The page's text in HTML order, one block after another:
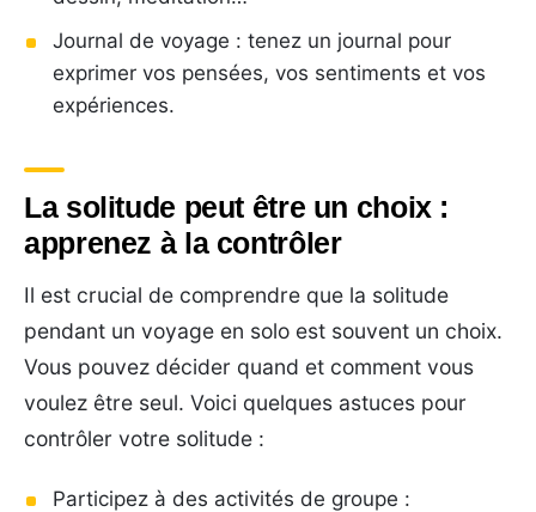
Journal de voyage : tenez un journal pour
exprimer vos pensées, vos sentiments et vos
expériences.
La solitude peut être un choix :
apprenez à la contrôler
Il est crucial de comprendre que la solitude
pendant un voyage en solo est souvent un choix.
Vous pouvez décider quand et comment vous
voulez être seul. Voici quelques astuces pour
contrôler votre solitude :
Participez à des activités de groupe :